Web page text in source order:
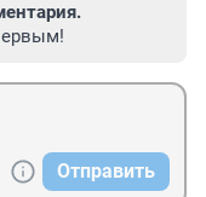
Отправить